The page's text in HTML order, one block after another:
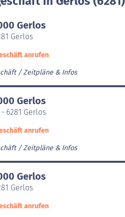
Gerlos
Gerlos
anrufen
Zeitpläne & Infos
Gerlos
- 6281 Gerlos
anrufen
Zeitpläne & Infos
Gerlos
Gerlos
anrufen